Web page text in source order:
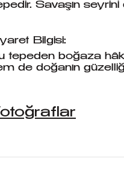
Savaşın
Bilgisi:
tepeden boğaza
de doğanın